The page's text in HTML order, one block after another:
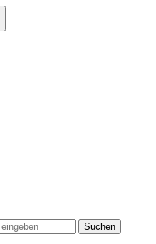
Suchen